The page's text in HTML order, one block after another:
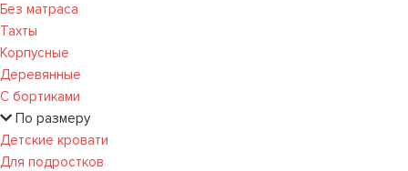
Без матраса
Тахты
Корпусные
Деревянные
С бортиками
По размеру
Детские кровати
Для подростков